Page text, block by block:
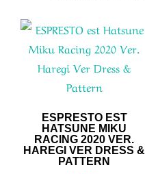
ESPRESTO EST
HATSUNE MIKU
RACING 2020 VER.
HAREGI VER DRESS &
PATTERN